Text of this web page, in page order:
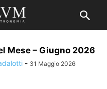
Mese – Giugno 2026
- 31 Maggio 2026